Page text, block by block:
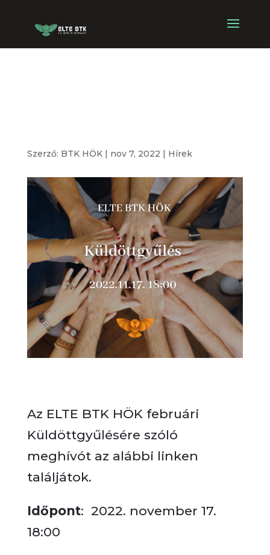
Szerző: BTK HÖK| nov 7, 2022 | Hírek
Az ELTE BTK HÖK februári
Küldöttgyűlésére szóló
meghívót az alábbi linken
találjátok.
Időpont: 2022. november 17.
18:00